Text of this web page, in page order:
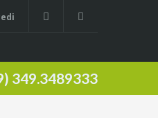
349.3489333